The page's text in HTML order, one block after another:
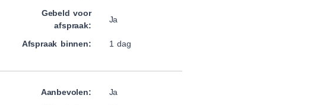
Gebeld voor
afspraak:
Ja
Afspraak binnen: 1 dag
Aanbevolen:
Ja